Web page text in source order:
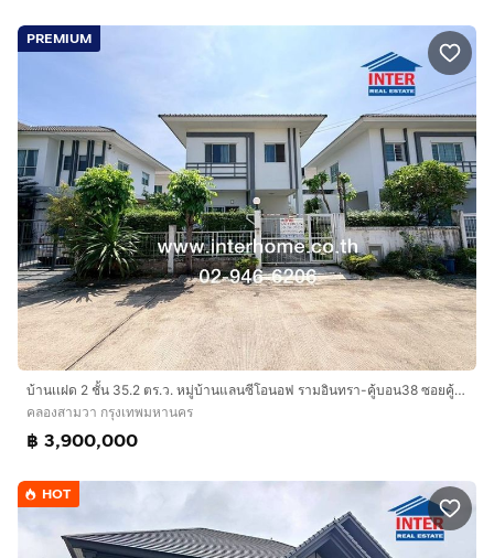
PREMIUM
บ้านเเฝด 2 ชั้น 35.2 ตร.ว. หมู่บ้านแลนซีโอนอฟ รามอินทรา-คู้บอน38 ซอยคู้บอน40 ถนนคู้บอน ถนนรามอินทรา เขตคลองสามวา กรุงเทพมหานคร
คลองสามวา กรุงเทพมหานคร
฿ 3,900,000
HOT